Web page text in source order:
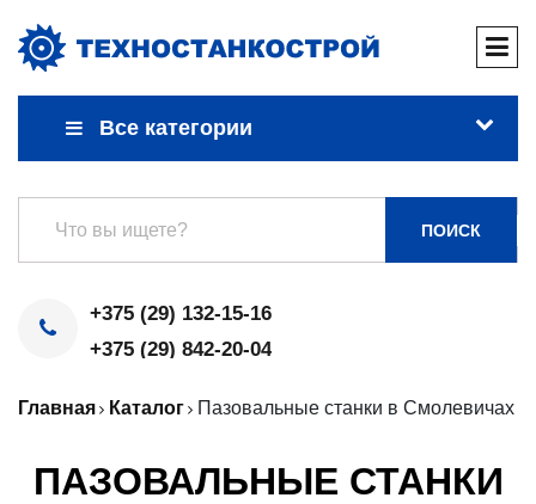
Все категории
ПОИСК
+375 (29) 132-15-16
+375 (29) 842-20-04
Главная Каталог Пазовальные станки в Смолевичах
ПАЗОВАЛЬНЫЕ СТАНКИ